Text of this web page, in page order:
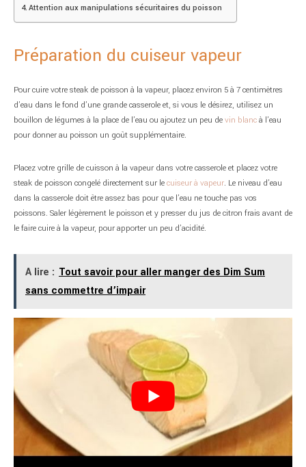
Attention aux manipulations sécuritaires du poisson
Préparation du cuiseur vapeur
Pour cuire votre steak de poisson à la vapeur, placez environ 5 à 7 centimètres
d’eau dans le fond d’une grande casserole et, si vous le désirez, utilisez un
bouillon de légumes à la place de l’eau ou ajoutez un peu devin blancà l’eau
pour donner au poisson un goût supplémentaire.
Placez votre grille de cuisson à la vapeur dans votre casserole et placez votre
steak de poisson congelé directement sur lecuiseur à vapeur. Le niveau d’eau
dans la casserole doit être assez bas pour que l’eau ne touche pas vos
poissons. Saler légèrement le poisson et y presser du jus de citron frais avant de
le faire cuire à la vapeur, pour apporter un peu d’acidité.
A lire : Tout savoir pour aller manger des Dim Sum
sans commettre d’impair